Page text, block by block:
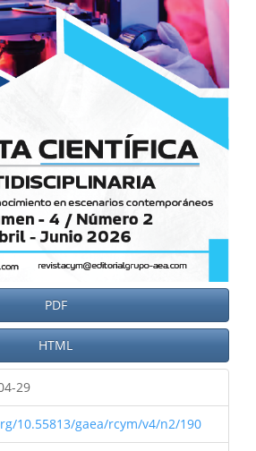
PDF
HTML
29
10.55813/gaea/rcym/v4/n2/190